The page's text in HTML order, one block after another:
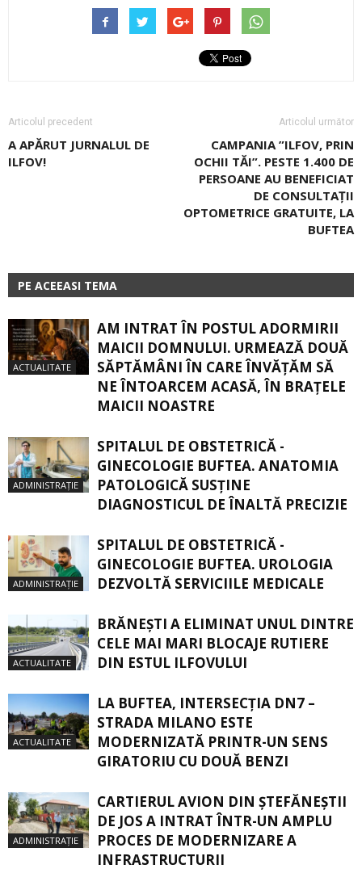
Articolul precedent
A APĂRUT JURNALUL DE
ILFOV!
Articolul următor
CAMPANIA ”ILFOV, PRIN
OCHII TĂI”. PESTE 1.400 DE
PERSOANE AU BENEFICIAT
DE CONSULTAŢII
OPTOMETRICE GRATUITE, LA
BUFTEA
PE ACEEASI TEMA
ACTUALITATE
AM INTRAT ÎN POSTUL ADORMIRII
MAICII DOMNULUI. URMEAZĂ DOUĂ
SĂPTĂMÂNI ÎN CARE ÎNVĂŢĂM SĂ
NE ÎNTOARCEM ACASĂ, ÎN BRAŢELE
MAICII NOASTRE
ADMINISTRAȚIE
SPITALUL DE OBSTETRICĂ -
GINECOLOGIE BUFTEA. ANATOMIA
PATOLOGICĂ SUSŢINE
DIAGNOSTICUL DE ÎNALTĂ PRECIZIE
ADMINISTRAȚIE
SPITALUL DE OBSTETRICĂ -
GINECOLOGIE BUFTEA. UROLOGIA
DEZVOLTĂ SERVICIILE MEDICALE
ACTUALITATE
BRĂNEȘTI A ELIMINAT UNUL DINTRE
CELE MAI MARI BLOCAJE RUTIERE
DIN ESTUL ILFOVULUI
ACTUALITATE
LA BUFTEA, INTERSECŢIA DN7 –
STRADA MILANO ESTE
MODERNIZATĂ PRINTR-UN SENS
GIRATORIU CU DOUĂ BENZI
ADMINISTRAȚIE
CARTIERUL AVION DIN ŞTEFĂNEŞTII
DE JOS A INTRAT ÎNTR-UN AMPLU
PROCES DE MODERNIZARE A
INFRASTRUCTURII